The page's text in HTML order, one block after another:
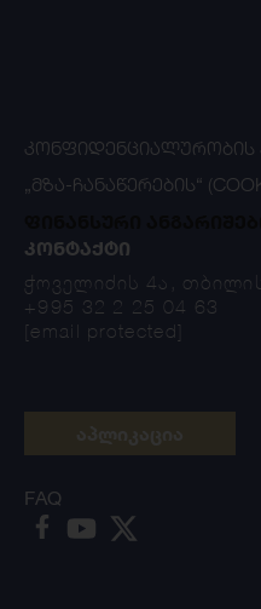
ᲙᲝᲜᲤᲘᲓᲔᲜᲪᲘᲐᲚᲣᲠᲝᲑᲘᲡ
„ᲛᲖᲐ-ᲩᲐᲜᲐᲬᲔᲠᲔᲑᲘᲡ“
ᲙᲝᲜᲢᲐᲥᲢᲘ
ჭოველიძის 4ა,
+995 32 2 25 04 63
[email protected]
FAQ